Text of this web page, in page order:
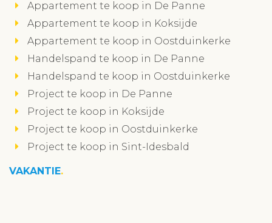
Appartement te koop in De Panne
Appartement te koop in Koksijde
Appartement te koop in Oostduinkerke
Handelspand te koop in De Panne
Handelspand te koop in Oostduinkerke
Project te koop in De Panne
Project te koop in Koksijde
Project te koop in Oostduinkerke
Project te koop in Sint-Idesbald
VAKANTIE